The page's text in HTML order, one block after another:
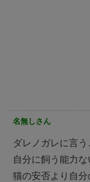
名無しさん
ダレノガレに言う
自分に飼う能力な
猫の安否より自